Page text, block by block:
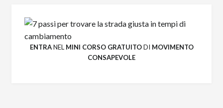
ENTRANELMINI CORSO GRATUITODI MOVIMENTO
CONSAPEVOLE